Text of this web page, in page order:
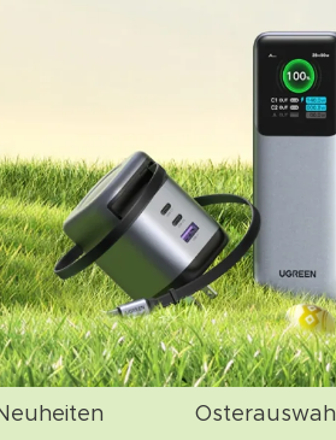
Osterauswahl